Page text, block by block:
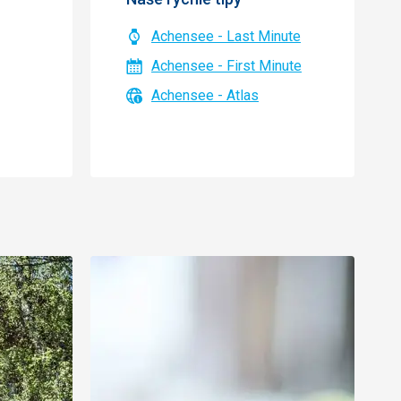
Achensee - Last Minute
Achensee - First Minute
Achensee - Atlas